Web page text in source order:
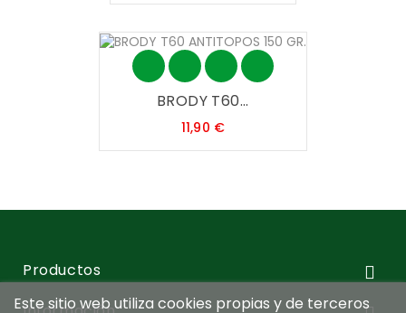
BRODY T60...
11,90 €Precio
Productos 
Este sitio web utiliza cookies propias y de terceros